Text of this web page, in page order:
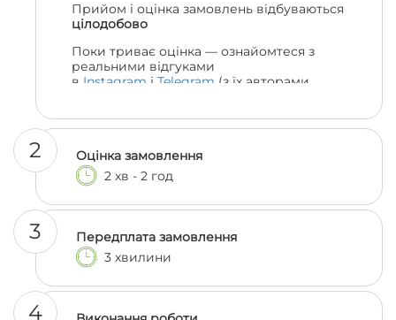
Прийом і оцінка замовлень відбуваються
цілодобово
Поки триває оцінка — ознайомтеся з
реальними відгуками
в Instagram і Telegram (з їх авторами
2
Оцінка замовлення
2 хв - 2 год
3
Передплата замовлення
3 хвилини
4